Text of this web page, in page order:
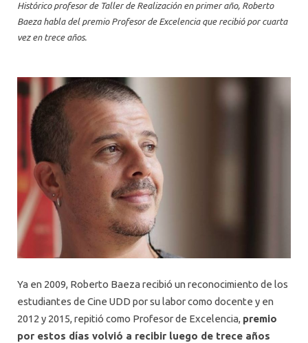
Histórico profesor de Taller de Realización en primer año, Roberto
Baeza habla del premio Profesor de Excelencia que recibió por cuarta
vez en trece años.
Ya en 2009, Roberto Baeza recibió un reconocimiento de los
estudiantes de Cine UDD por su labor como docente y en
2012 y 2015, repitió como Profesor de Excelencia, premio
por estos días volvió a recibir luego de trece años